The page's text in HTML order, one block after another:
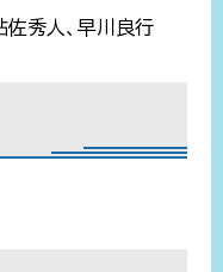
佐秀人、早川良行